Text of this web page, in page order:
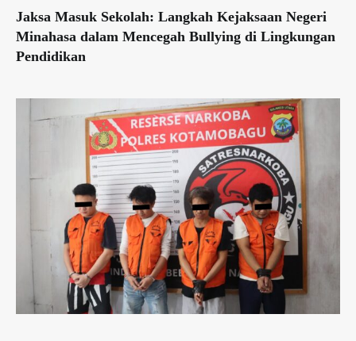
Jaksa Masuk Sekolah: Langkah Kejaksaan Negeri
Minahasa dalam Mencegah Bullying di Lingkungan
Pendidikan